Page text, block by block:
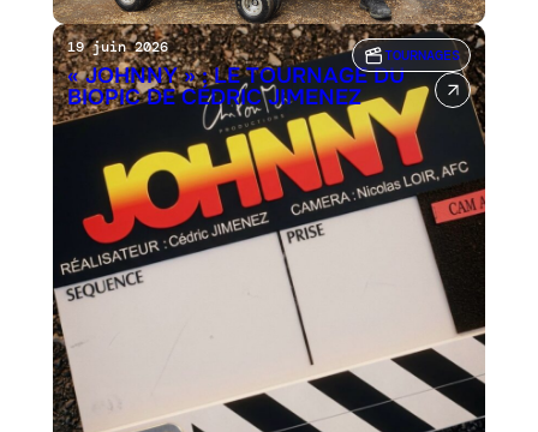
TOURNAGES
19 juin 2026
« JOHNNY » : LE TOURNAGE DU
BIOPIC DE CÉDRIC JIMENEZ